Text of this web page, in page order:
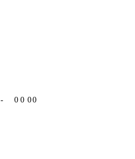
- 0 0 00